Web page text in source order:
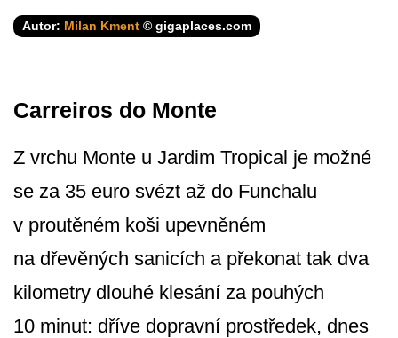
Autor: Milan Kment © gigaplaces.com
Carreiros do Monte
Z vrchu Monte u Jardim Tropical je možné
se za 35 euro svézt až do Funchalu
v proutěném koši upevněném
na dřevěných sanicích a překonat tak dva
kilometry dlouhé klesání za pouhých
10 minut: dříve dopravní prostředek, dnes